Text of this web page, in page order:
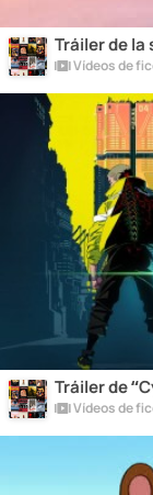
Tráiler de la
Vídeos de
Tráiler de
Vídeos de